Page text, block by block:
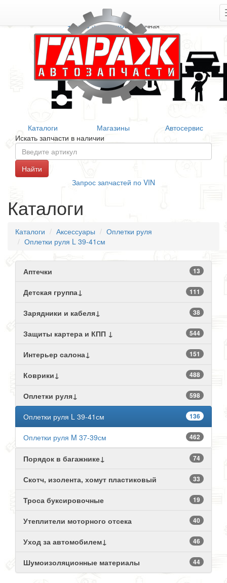
+7 906 377 46 46Справочная
Каталоги Магазины
Автосервис
Искать запчасти в наличии
Запрос запчастей по VIN
Каталоги
Каталоги Аксессуары
Оплетки руля
Оплетки руля L 39-41см
Аптечки 13
Детская группа↓ 111
Зарядники и кабеля↓ 38
Защиты картера и КПП ↓ 544
Интерьер салона↓ 151
Коврики↓ 488
Оплетки руля↓ 598
136
Оплетки руля L 39-41см
462
Оплетки руля M 37-39см
Порядок в багажнике↓ 74
Скотч, изолента, хомут пластиковый 33
Троса буксировочные 19
Утеплители моторного отсека 40
Уход за автомобилем↓ 46
Шумоизоляционные материалы 44